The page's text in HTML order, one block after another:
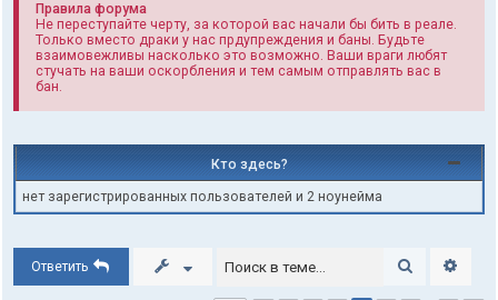
Правила форума
Не переступайте черту, за которой вас начали бы бить в реале.
Только вместо драки у нас прдупреждения и баны. Будьте
взаимовежливы насколько это возможно. Ваши враги любят
стучать на ваши оскорбления и тем самым отправлять вас в
бан.
Кто здесь?
нет зарегистрированных пользователей и 2 ноунейма
Ответить Поиск